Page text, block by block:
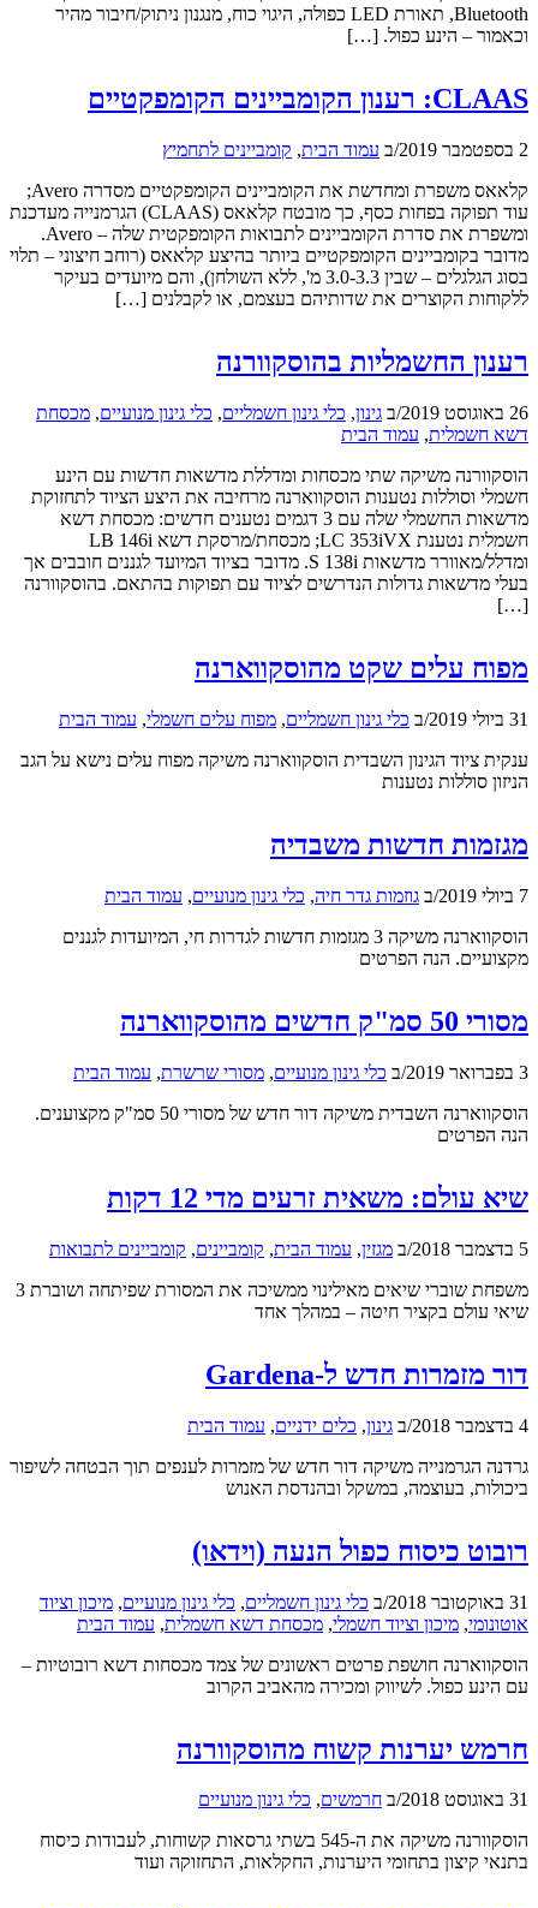
Bluetooth, תאורת LED כפולה, היגוי כוח, מנגנון ניתוק/חיבור מהיר
וכאמור – הינע כפול. […]
CLAAS: רענון הקומביינים הקומפקטיים
2 בספטמבר 2019 /ב עמוד הבית, קומביינים לתחמיץ
קלאאס משפרת ומחדשת את הקומביינים הקומפקטיים מסדרה Avero;
עוד תפוקה בפחות כסף, כך מובטח קלאאס (CLAAS) הגרמנייה מעדכנת
ומשפרת את סדרת הקומביינים לתבואות הקומפקטית שלה – Avero.
מדובר בקומביינים הקומפקטיים ביותר בהיצע קלאאס (רוחב חיצוני – תלוי
בסוג הגלגלים – שבין 3.0-3.3 מ', ללא השולחן), והם מיועדים בעיקר
ללקוחות הקוצרים את שדותיהם בעצמם, או לקבלנים […]
רענון החשמליות בהוסקוורנה
26 באוגוסט 2019 /ב גינון, כלי גינון חשמליים, כלי גינון מנועיים, מכסחת
דשא חשמלית, עמוד הבית
הוסקוורנה משיקה שתי מכסחות ומדללת מדשאות חדשות עם הינע
חשמלי וסוללות נטענות הוסקווארנה מרחיבה את היצע הציוד לתחזוקת
מדשאות החשמלי שלה עם 3 דגמים נטענים חדשים: מכסחת דשא
חשמלית נטענת LC 353iVX; מכסחת/מרסקת דשא LB 146i
ומדלל/מאוורר מדשאות S 138i. מדובר בציוד המיועד לגננים חובבים אך
בעלי מדשאות גדולות הנדרשים לציוד עם תפוקות בהתאם. בהוסקוורנה
[…]
מפוח עלים שקט מהוסקווארנה
31 ביולי 2019 /ב כלי גינון חשמליים, מפוח עלים חשמלי, עמוד הבית
ענקית ציוד הגינון השבדית הוסקווארנה משיקה מפוח עלים נישא על הגב
הניזון סוללות נטענות
מגזמות חדשות משבדיה
7 ביולי 2019 /ב גוזמות גדר חיה, כלי גינון מנועיים, עמוד הבית
הוסקווארנה משיקה 3 מגזמות חדשות לגדרות חי, המיועדות לגננים
מקצועיים. הנה הפרטים
מסורי 50 סמ"ק חדשים מהוסקווארנה
3 בפברואר 2019 /ב כלי גינון מנועיים, מסורי שרשרת, עמוד הבית
הוסקווארנה השבדית משיקה דור חדש של מסורי 50 סמ"ק מקצוענים.
הנה הפרטים
שיא עולם: משאית זרעים מדי 12 דקות
5 בדצמבר 2018 /ב מגזין, עמוד הבית, קומביינים, קומביינים לתבואות
משפחת שוברי שיאים מאילינוי ממשיכה את המסורת שפיתחה ושוברת 3
שיאי עולם בקציר חיטה – במהלך אחד
דור מזמרות חדש ל-Gardena
4 בדצמבר 2018 /ב גינון, כלים ידניים, עמוד הבית
גרדנה הגרמנייה משיקה דור חדש של מזמרות לענפים תוך הבטחה לשיפור
ביכולות, בעוצמה, במשקל ובהנדסת האנוש
רובוט כיסוח כפול הנעה (וידאו)
31 באוקטובר 2018 /ב כלי גינון חשמליים, כלי גינון מנועיים, מיכון וציוד
אוטונומי, מיכון וציוד חשמלי, מכסחת דשא חשמלית, עמוד הבית
הוסקווארנה חושפת פרטים ראשונים של צמד מכסחות דשא רובוטיות –
עם הינע כפול. לשיווק ומכירה מהאביב הקרוב
חרמש יערנות קשוח מהוסקוורנה
31 באוגוסט 2018 /ב חרמשים, כלי גינון מנועיים
הוסקוורנה משיקה את ה-545 בשתי גרסאות קשוחות, לעבודות כיסוח
בתנאי קיצון בתחומי היערנות, החקלאות, התחזוקה ועוד